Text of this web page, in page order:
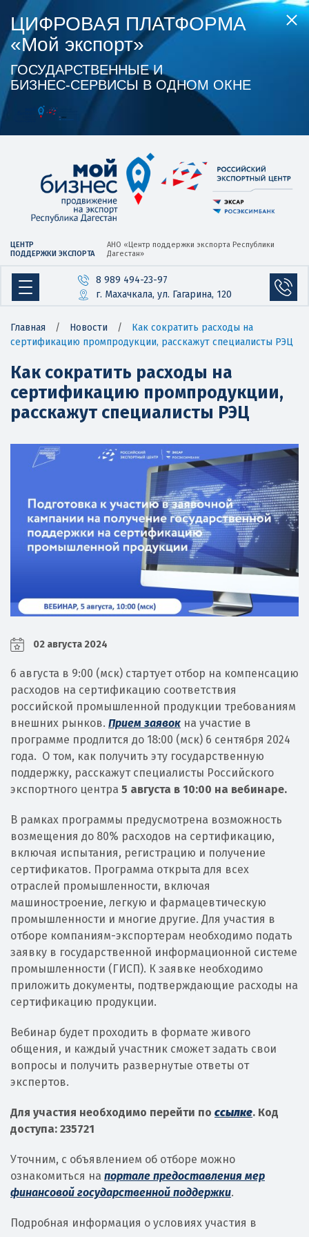
ЦИФРОВАЯ ПЛАТФОРМА
«Мой экспорт»
ГОСУДАРСТВЕННЫЕ И
БИЗНЕС‑СЕРВИСЫ В ОДНОМ ОКНЕ
ЦЕНТР
ПОДДЕРЖКИ ЭКСПОРТА
АНО «Центр поддержки экспорта Республики
Дагестан»
8 989 494-23-97
г. Махачкала, ул. Гагарина, 120
Главная / Новости /
Как сократить расходы на
сертификацию промпродукции, расскажут специалисты РЭЦ
Как сократить расходы на
сертификацию промпродукции,
расскажут специалисты РЭЦ
02 августа 2024
6 августа в 9:00 (мск) стартует отбор на компенсацию
расходов на сертификацию соответствия
российской промышленной продукции требованиям
внешних рынков. Прием заявок на участие в
программе продлится до 18:00 (мск) 6 сентября 2024
года. О том, как получить эту государственную
поддержку, расскажут специалисты Российского
экспортного центра 5 августа в 10:00 на вебинаре.
В рамках программы предусмотрена возможность
возмещения до 80% расходов на сертификацию,
включая испытания, регистрацию и получение
сертификатов. Программа открыта для всех
отраслей промышленности, включая
машиностроение, легкую и фармацевтическую
промышленности и многие другие. Для участия в
отборе компаниям-экспортерам необходимо подать
заявку в государственной информационной системе
промышленности (ГИСП). К заявке необходимо
приложить документы, подтверждающие расходы на
сертификацию продукции.
Вебинар будет проходить в формате живого
общения, и каждый участник сможет задать свои
вопросы и получить развернутые ответы от
экспертов.
Для участия необходимо перейти по ссылке. Код
доступа: 235721
Уточним, с объявлением об отборе можно
ознакомиться на портале предоставления мер
финансовой государственной поддержки.
Подробная информация о условиях участия в